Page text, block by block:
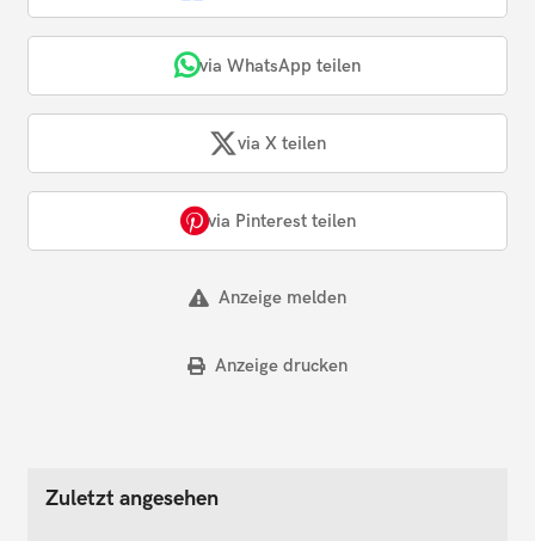
via WhatsApp teilen
via X teilen
via Pinterest teilen
Anzeige melden
Anzeige drucken
Zuletzt angesehen